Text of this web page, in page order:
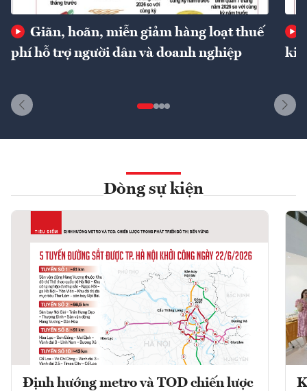
Giãn, hoãn, miễn giảm hàng loạt thuế
phí hỗ trợ người dân và doanh nghiệp
Dòng sự kiện
Định hướng metro và TOD chiến lược